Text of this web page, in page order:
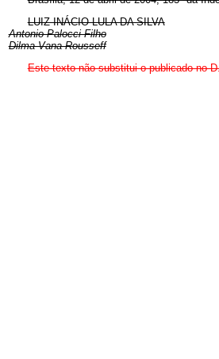
LUIZ INÁCIO LULA DA SILVA
Antonio Palocci Filho
Dilma Vana Rousseff
Este texto não substitui o publicado no